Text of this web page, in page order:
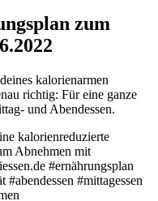
zum
kalorienarmen
richtig: Für eine ganze
und Abendessen.